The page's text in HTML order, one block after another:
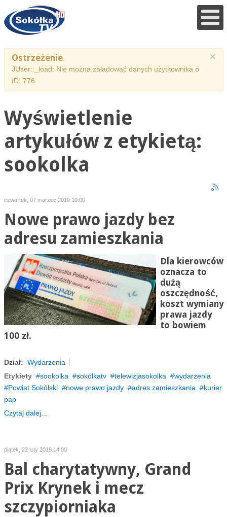
×
Ostrzeżenie
JUser::_load: Nie można załadować danych użytkownika o
ID: 776.
Wyświetlenie
artykułów z etykietą:
sookolka
czwartek, 07 marzec 2019 10:00
Nowe prawo jazdy bez
adresu zamieszkania
Dla kierowców
oznacza to
dużą
oszczędność,
koszt wymiany
prawa jazdy
to bowiem
100 zł.
Dział: Wydarzenia
Etykiety
sookolka sokólkatv telewizjasokolka
wydarzenia
Powiat Sokólski
nowe prawo jazdy adres zamieszkania
kurier
pap
Czytaj dalej...
piątek, 22 luty 2019 14:00
Bal charytatywny, Grand
Prix Krynek i mecz
szczypiorniaka